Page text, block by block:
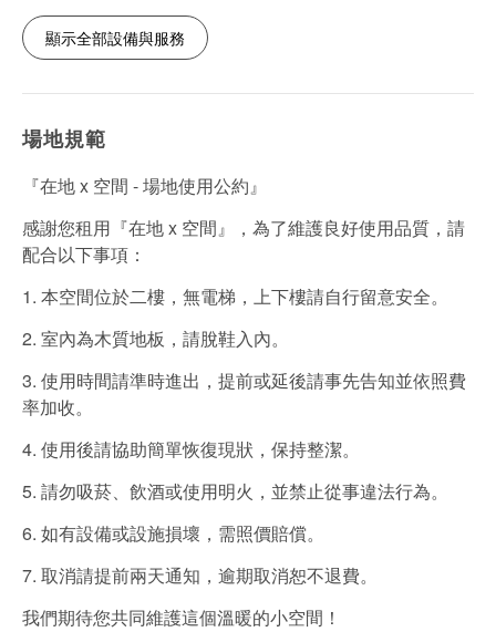
顯示全部設備與服務
場地規範
『在地 x 空間 - 場地使用公約』
感謝您租用『在地 x 空間』，為了維護良好使用品質，請
配合以下事項：
1. 本空間位於二樓，無電梯，上下樓請自行留意安全。
2. 室內為木質地板，請脫鞋入內。
3. 使用時間請準時進出，提前或延後請事先告知並依照費
率加收。
4. 使用後請協助簡單恢復現狀，保持整潔。
5. 請勿吸菸、飲酒或使用明火，並禁止從事違法行為。
6. 如有設備或設施損壞，需照價賠償。
7. 取消請提前兩天通知，逾期取消恕不退費。
我們期待您共同維護這個溫暖的小空間！